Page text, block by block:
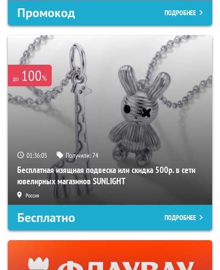
Промокод ПОДРОБНЕЕ
до 100%
01:36:04 Получили:74
Бесплатная изящная подвеска или скидка 500р. в сети
ювелирных магазинов SUNLIGHT
Россия
Бесплатно ПОДРОБНЕЕ